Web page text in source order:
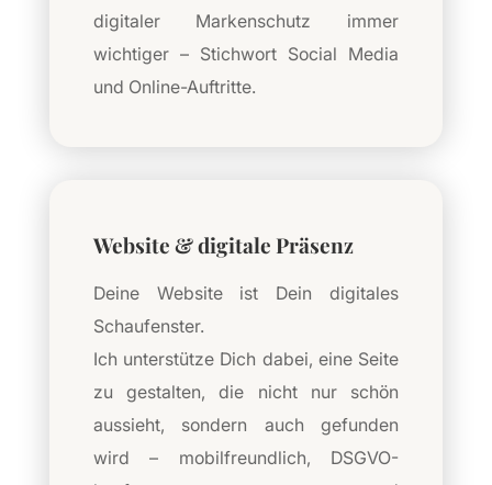
digitaler Markenschutz immer
wichtiger – Stichwort Social Media
und Online-Auftritte.
Website & digitale Präsenz
Deine Website ist Dein digitales
Schaufenster.
Ich unterstütze Dich dabei, eine Seite
zu gestalten, die nicht nur schön
aussieht, sondern auch gefunden
wird – mobilfreundlich, DSGVO-